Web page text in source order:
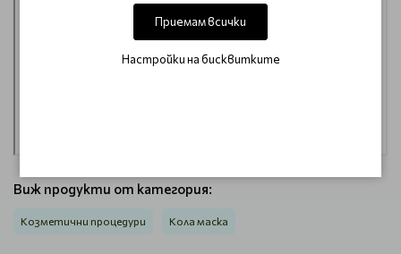
Виж продукти от категория:
Козметични процедури Кола маска
Приемам всички
Настройки на бисквитките